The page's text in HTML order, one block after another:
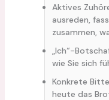
Aktives
ausreden,
zusammen,
„Ich“-
wie Sie sich
Konkrete
heute das